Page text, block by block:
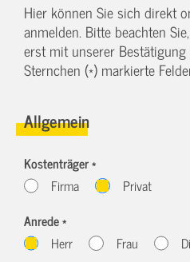
Hier können Sie sich direkt
anmelden. Bitte beachten
erst mit unserer
Sternchen (*) markierte
Allgemein
Kostenträger *
Firma
Privat
Anrede *
Herr
Frau